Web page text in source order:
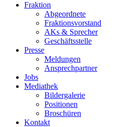
Fraktion
Abgeordnete
Fraktions­vorstand
AKs & Sprecher
Geschäftsstelle
Presse
Meldungen
Ansprechpartner
Jobs
Mediathek
Bildergalerie
Positionen
Broschüren
Kontakt